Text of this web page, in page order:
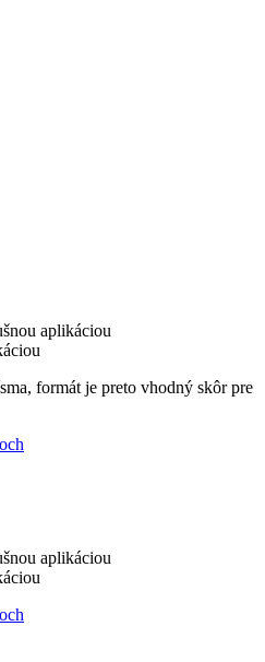
aplikáciou
formát je preto vhodný skôr pre
aplikáciou